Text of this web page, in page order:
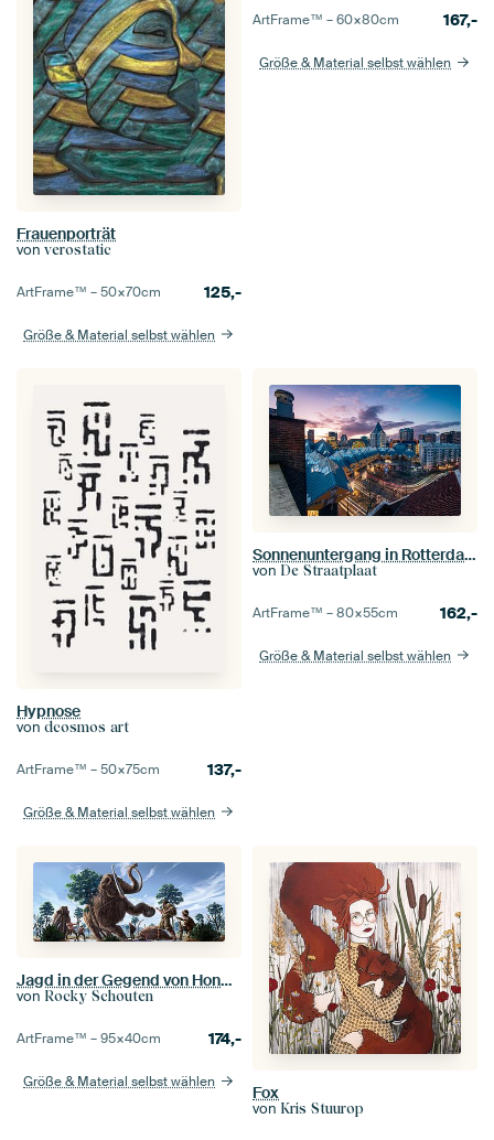
Frauenporträt
von verostatic
ArtFrame™ –50×70cm 125,-
Größe & Material selbst wählen
ArtFrame™ –60×80cm 167,-
Größe & Material selbst wählen
Hypnose
von dcosmos art
ArtFrame™ –50×75cm 137,-
Größe & Material selbst wählen
Sonnenuntergang in Rotterdam
von De Straatplaat
ArtFrame™ –80×55cm 162,-
Größe & Material selbst wählen
Jagd in der Gegend von Hondsrug!
von Rocky Schouten
ArtFrame™ –95×40cm 174,-
Größe & Material selbst wählen
Fox
von Kris Stuurop